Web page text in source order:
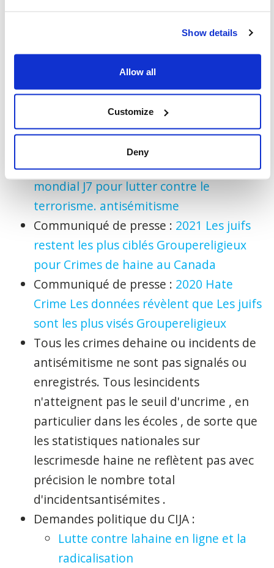
Show details
Allow all
Customize
Deny
-30-
StatistiquesCanada:Crimesdéclarés par
statistiquesau
Communiqué de presse :Les principales
organisations juives de défense des
droitsforment legroupe detravail
mondial J7 pour lutter contre le
terrorisme. antisémitisme
Communiqué de presse : 2021 Les juifs
restent les plus ciblés Groupereligieux
pour Crimes de haine au Canada
Communiqué de presse : 2020 Hate
Crime Les données révèlent que Les juifs
sont les plusvisés Groupereligieux
Tous les crimes dehaine ou incidents de
antisémitisme ne sont pas signalés ou
enregistrés. Tous lesincidents
n'atteignent pas le seuil d'uncrime , en
particulier dans les écoles , de sorte que
les statistiques nationales sur
lescrimesde haine ne reflètent pas avec
précision le nombre total
d'incidentsantisémites .
Demandes politique du CIJA :
Lutte contre lahaine en ligne et la
radicalisation